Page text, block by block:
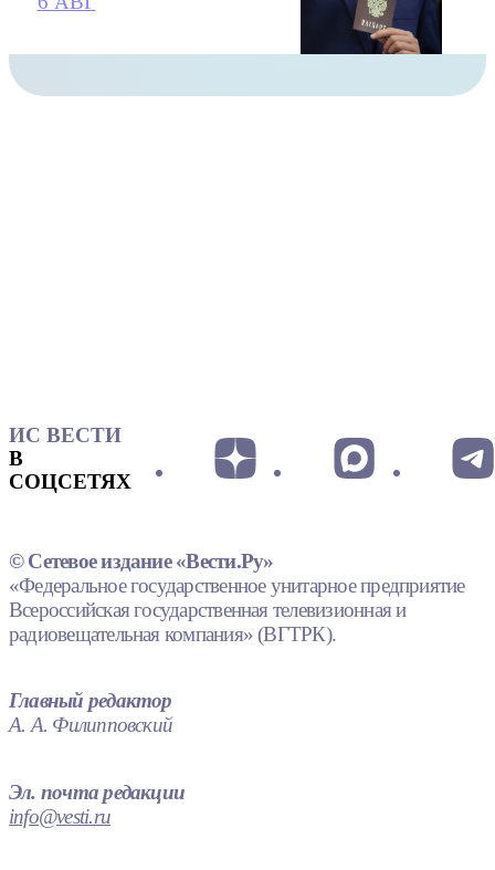
ИС ВЕСТИ
В
СОЦСЕТЯХ
© Сетевое издание «Вести.Ру»
«Федеральное государственное унитарное предприятие
Всероссийская государственная телевизионная и
радиовещательная компания» (ВГТРК).
Главный редактор
А. А. Филипповский
Эл. почта редакции
info@vesti.ru